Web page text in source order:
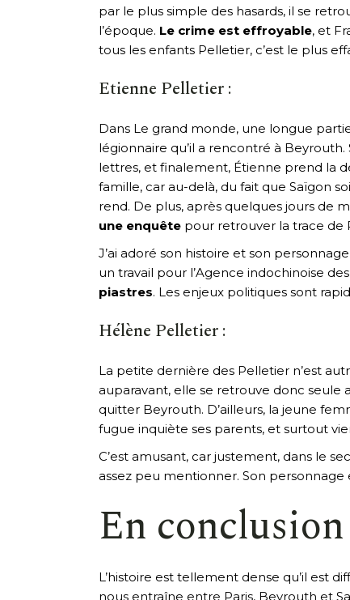
par le plus simple des hasards, il se
l’époque. Le crime est effroyable, et
tous les enfants Pelletier, c’est le plus
Etienne Pelletier :
Dans Le grand monde, une longue
légionnaire qu’il a rencontré à
lettres, et finalement, Étienne prend la
famille, car au-delà, du fait que Saïgon
rend. De plus, après quelques jours de
une enquête pour retrouver la trace de
J’ai adoré son histoire et son personnage.
un travail pour l’Agence indochinoise
piastres. Les enjeux politiques sont
Hélène Pelletier :
La petite dernière des Pelletier n’est
auparavant, elle se retrouve donc seule
quitter Beyrouth. D’ailleurs, la jeune
fugue inquiète ses parents, et surtout
C’est amusant, car justement, dans le
assez peu mentionner. Son
En
L’histoire est tellement dense qu’il est
nous entraîne entre Paris, Beyrouth et